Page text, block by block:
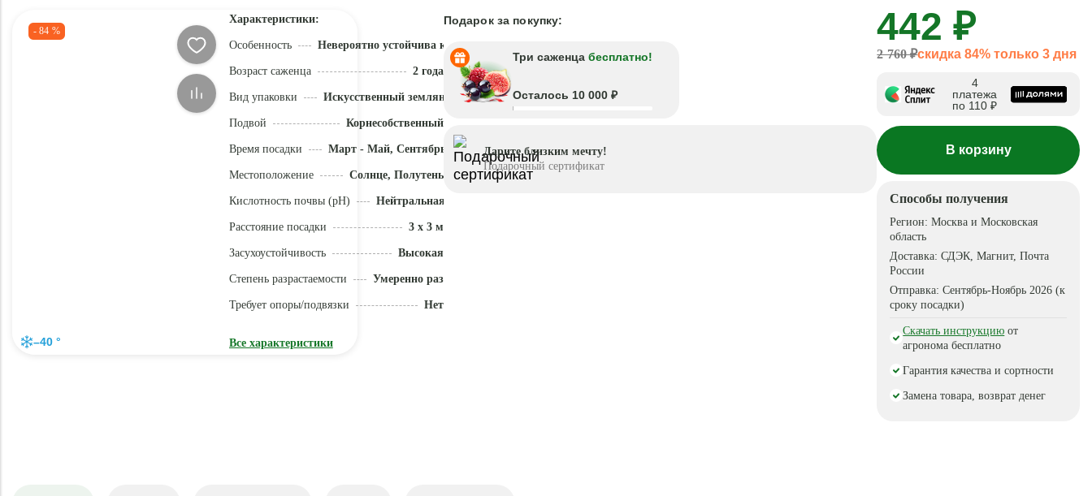
- 84 %
–40 °
Характеристики:
Особенность Невероятно устойчива к засухе
Возраст саженца 2 года
Вид упаковки Искусственный земляной ком
Подвой Корнесобственный
Время посадки Март - Май, Сентябрь - Ноябрь
Местоположение Солнце, Полутень
Кислотность почвы (pH) Нейтральная (5,5 - 7)
Расстояние посадки 3 x 3 м
Засухоустойчивость Высокая
Степень разрастаемости Умеренно разрастается
Требует опоры/подвязки Нет
Все характеристики
Подарок за покупку:
Три саженца бесплатно!
Осталось 10 000 ₽
Дарите близким мечту!
Подарочный сертификат
442 ₽
2 760 ₽скидка 84% только 3 дня
4
платежа
по 110 ₽
В корзину
Способы получения
Регион:Москва и Московская
область
Доставка:СДЭК, Магнит, Почта
России
Отправка:Сентябрь-Ноябрь 2026 (к
сроку посадки)
Скачать инструкцию от
агронома бесплатно
Гарантия качества и сортности
Замена товара, возврат денег